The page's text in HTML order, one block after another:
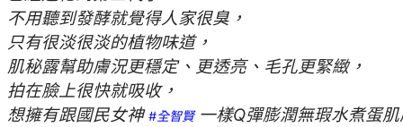
不用聽到發酵就覺得人家很臭，
只有很淡很淡的植物味道，
肌秘露幫助膚況更穩定、更透亮、毛孔更緊緻，
拍在臉上很快就吸收，
想擁有跟國民女神#全智賢一樣Q彈膨潤無瑕水煮蛋肌